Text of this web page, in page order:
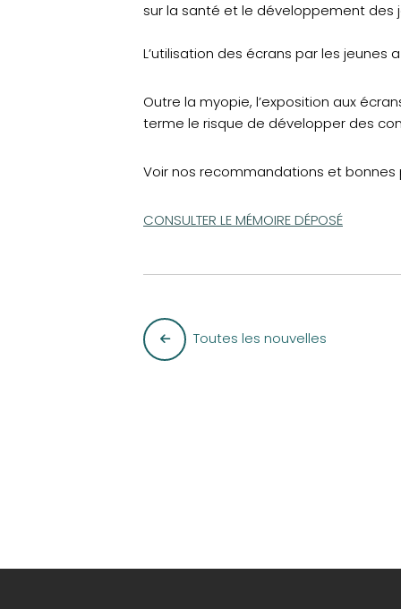
sur la santé et le développement des
L’utilisation des écrans par les
Outre la myopie, l’exposition aux
terme le risque de développer des
Voir nos recommandations et
CONSULTER LE MÉMOIRE DÉPOSÉ
Toutes les nouvelles